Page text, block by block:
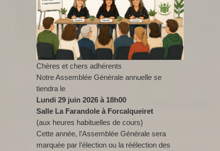
Chères et chers adhérents
Notre Assemblée Générale annuelle se
tiendra le
Lundi 29 juin 2026 à 18h00
Salle La Farandole à Forcalqueiret
(aux heures habituelles de cours)
Cette année, l’Assemblée Générale sera
marquée par l’élection ou la réélection des